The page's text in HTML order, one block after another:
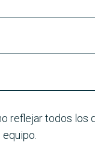
reflejar todos los